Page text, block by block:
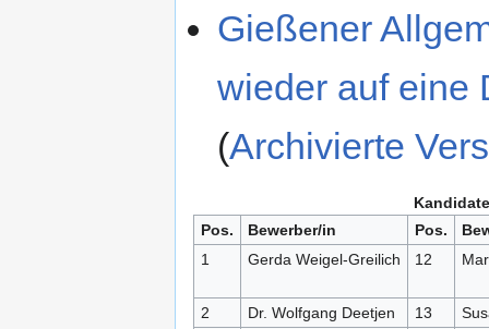
Gießener
wieder auf eine
(Archivierte
Pos.
Bewerber/in Pos.
1
Gerda Weigel-Greilich 12
2 Dr. Wolfgang Deetjen 13